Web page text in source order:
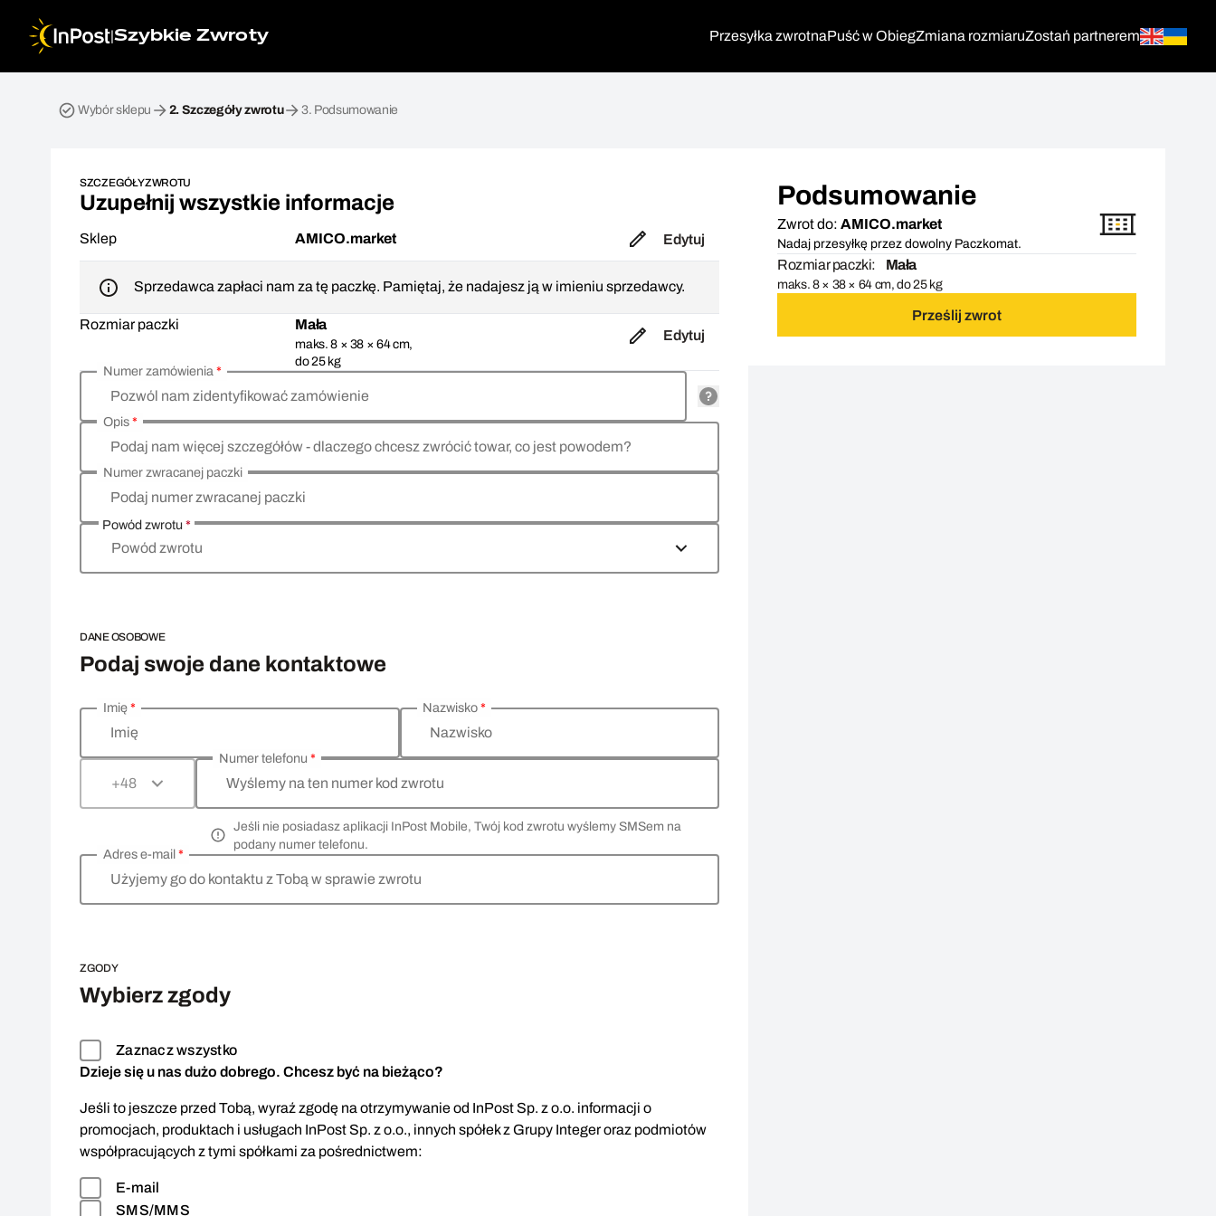
|Szybkie Zwroty Przesyłka zwrotnaPuść w ObiegZmiana rozmiaruZostań partnerem
Wybór sklepu 2. Szczegóły zwrotu 3. Podsumowanie
SZCZEGÓŁY ZWROTU
Uzupełnij wszystkie informacje
Sklep AMICO.market Edytuj
Sprzedawca zapłaci nam za tę paczkę. Pamiętaj, że nadajesz ją w imieniu sprzedawcy.
Rozmiar paczki Mała
maks. 8 × 38 × 64 cm,
do 25 kg
Edytuj
Pozwól nam zidentyfikować zamówienie
Numer zamówienia*
Podaj nam więcej szczegółów - dlaczego chcesz zwrócić towar, co jest powodem?
Opis*
Podaj numer zwracanej paczki
Numer zwracanej paczki
Powód zwrotu*
Powód zwrotu
DANE OSOBOWE
Podaj swoje dane kontaktowe
Wprowadź swoje dane osobowe
Imię
Imię*
Nazwisko
Nazwisko*
+48 Wyślemy na ten numer kod zwrotu
Numer telefonu *
Jeśli nie posiadasz aplikacji InPost Mobile, Twój kod zwrotu wyślemy SMSem na
podany numer telefonu.
Użyjemy go do kontaktu z Tobą w sprawie zwrotu
Adres e-mail *
ZGODY
Wybierz zgody
Zaznacz wszystko
Dzieje się u nas dużo dobrego. Chcesz być na bieżąco?
Jeśli to jeszcze przed Tobą, wyraź zgodę na otrzymywanie od InPost Sp. z o.o. informacji o
promocjach, produktach i usługach InPost Sp. z o.o., innych spółek z Grupy Integer oraz podmiotów
współpracujących z tymi spółkami za pośrednictwem:
E-mail
SMS/MMS
Podsumowanie
Zwrot do: AMICO.market
Nadaj przesyłkę przez dowolny Paczkomat.
Rozmiar paczki: Mała
maks. 8 × 38 × 64 cm, do 25 kg
Prześlij zwrot